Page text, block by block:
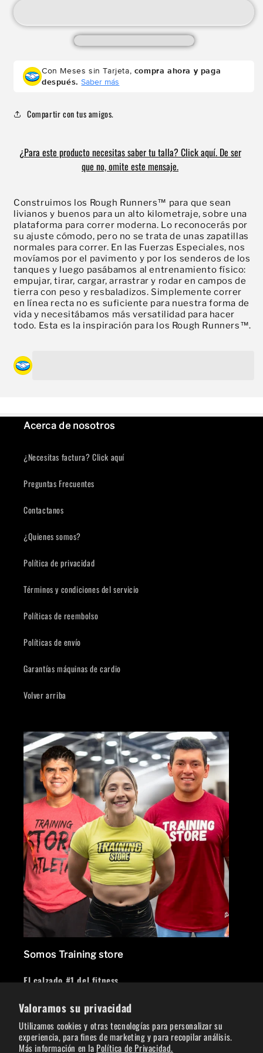
Valoramos su privacidad
Utilizamos cookies y otras tecnologías para personalizar su
experiencia, para fines de marketing y para recopilar análisis.
Más información en la Política de Privacidad.
+
+
WHITE
Con Meses sin Tarjeta, compra ahora y paga
después. Saber más
Compartir con tus amigos.
¿Para este producto necesitas saber tu talla? Click aquí. De ser
que no, omite este mensaje.
Construimos los Rough Runners™ para que sean
livianos y buenos para un alto kilometraje, sobre una
plataforma para correr moderna. Lo reconocerás por
su ajuste cómodo, pero no se trata de unas zapatillas
normales para correr. En las Fuerzas Especiales, nos
movíamos por el pavimento y por los senderos de los
tanques y luego pasábamos al entrenamiento físico:
empujar, tirar, cargar, arrastrar y rodar en campos de
tierra con peso y resbaladizos. Simplemente correr
en línea recta no es suficiente para nuestra forma de
vida y necesitábamos más versatilidad para hacer
todo. Esta es la inspiración para los Rough Runners™.
Compra ahora y paga a meses
1 Agrega tu producto al carrito yelige
pagar con Meses sin Tarjeta.
2 En tu cuenta de Mercado Pago,elige
la cantidad de meses
y confirma.
3 Paga mes a mescon saldo disponible,
débito u otros medios.
Crédito sujeto a aprobación.
¿Tienes dudas? Consulta nuestraAyuda.
Acerca de nosotros
¿Necesitas factura? Click aquí
Preguntas Frecuentes
Contactanos
¿Quienes somos?
Política de privacidad
Términos y condiciones del servicio
Políticas de reembolso
Políticas de envío
Garantías máquinas de cardio
Volver arriba
Somos Training store
El calzado #1 del fitness
FacebookInstagram
Crea tu cuenta
Compra ahora y paga a meses
1 Agrega tu producto al carrito yelige
pagar con Meses sin Tarjeta.
2 En tu cuenta de Mercado Pago,elige
la cantidad de mesesy confirma.
3 Paga mes a mes con saldo disponible,
débito u otros medios.
Crédito sujeto a aprobación.
¿Tienes dudas? Consulta nuestraAyuda.
Se requiere iniciar sesión
de deseos y ver los artículos guardados anteriormente.